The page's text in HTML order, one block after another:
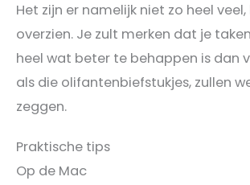
Het zijn er namelijk niet zo heel
overzien. Je zult merken dat je
heel wat beter te behappen is dan
als die olifantenbiefstukjes, zullen
zeggen.
Praktische tips
Op de Mac